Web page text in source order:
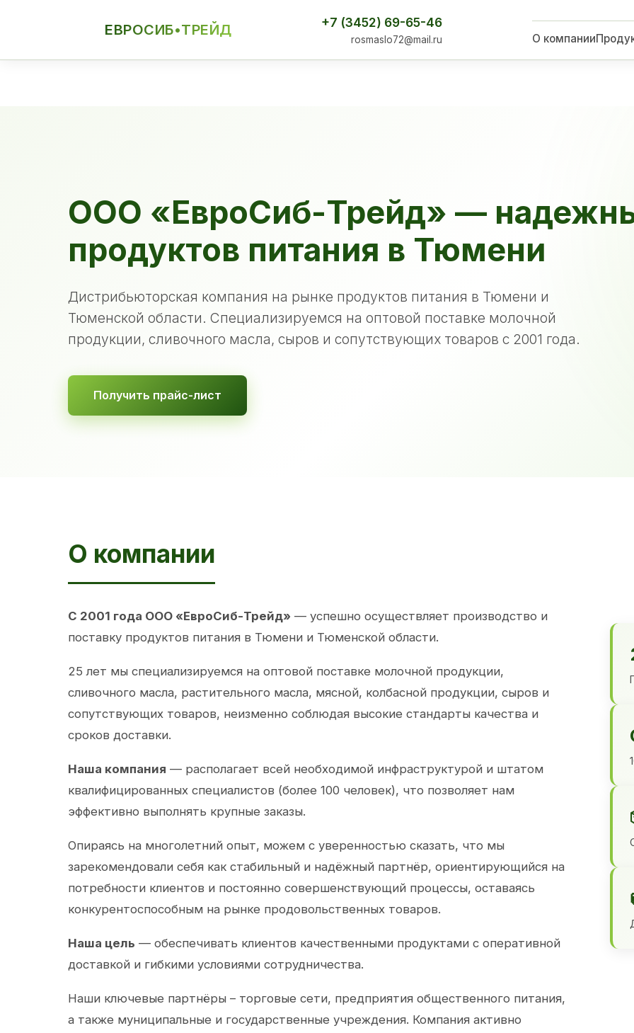
ЕВРОСИБ•ТРЕЙД +7 (3452) 69-65-46
rosmaslo72@mail.ru О компании
ООО «ЕвроСиб-Трейд» —
продуктов питания в Тюмени
Дистрибьюторская компания на рынке продуктов питания в Тюмени и
Тюменской области. Специализируемся на оптовой поставке молочной
продукции, сливочного масла, сыров и сопутствующих товаров с 2001 года.
Получить прайс-лист
О компании
С 2001 года ООО «ЕвроСиб-Трейд» — успешно осуществляет производство и
поставку продуктов питания в Тюмени и Тюменской области.
25 лет мы специализируемся на оптовой поставке молочной продукции,
сливочного масла, растительного масла, мясной, колбасной продукции, сыров и
сопутствующих товаров, неизменно соблюдая высокие стандарты качества и
сроков доставки.
Наша компания — располагает всей необходимой инфраструктурой и штатом
квалифицированных специалистов (более 100 человек), что позволяет нам
эффективно выполнять крупные заказы.
Опираясь на многолетний опыт, можем с уверенностью сказать, что мы
зарекомендовали себя как стабильный и надёжный партнёр, ориентирующийся на
потребности клиентов и постоянно совершенствующий процессы, оставаясь
конкурентоспособным на рынке продовольственных товаров.
Наша цель — обеспечивать клиентов качественными продуктами с оперативной
доставкой и гибкими условиями сотрудничества.
Наши ключевые партнёры – торговые сети, предприятия общественного питания,
а также муниципальные и государственные учреждения. Компания активно